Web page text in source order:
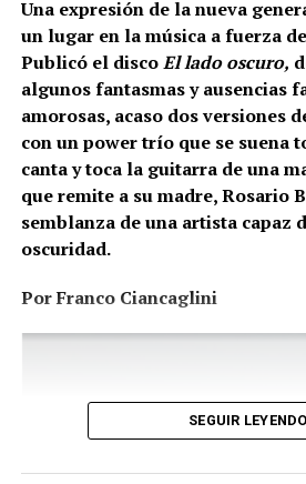
Una expresión de la nueva
un lugar en la música a fuerza
Publicó el discoEl lado oscuro,
algunos fantasmas y ausencias
amorosas, acaso dos versiones
con un power trío que se suena
canta y toca la guitarra de una
que remite a su madre, Rosario
semblanza de una artista capaz
oscuridad.
Por Franco Ciancaglini
SEGUIR LEYENDO